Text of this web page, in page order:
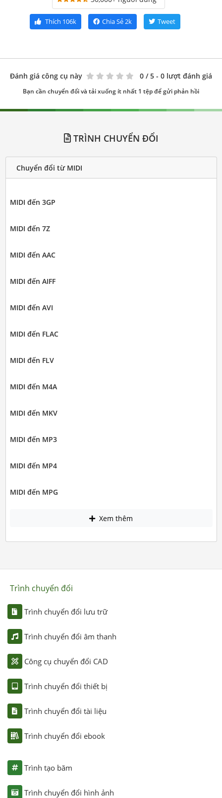
Thích 106k Chia Sẻ2k Tweet
Đánh giá công cụ này 0 / 5 - 0 lượt đánh giá
Bạn cần chuyển đổi và tải xuống ít nhất 1 tệp để gửi phản hồi
TRÌNH CHUYỂN ĐỔI
Chuyển đổi từ MIDI
MIDI đến 3GP
MIDI đến 7Z
MIDI đến AAC
MIDI đến AIFF
MIDI đến AVI
MIDI đến FLAC
MIDI đến FLV
MIDI đến M4A
MIDI đến MKV
MIDI đến MP3
MIDI đến MP4
MIDI đến MPG
Xem thêm
Trình chuyển đổi
Trình chuyển đổi lưu trữ
Trình chuyển đổi âm thanh
Công cụ chuyển đổi CAD
Trình chuyển đổi thiết bị
Trình chuyển đổi tài liệu
Trình chuyển đổi ebook
Trình tạo băm
Trình chuyển đổi hình ảnh